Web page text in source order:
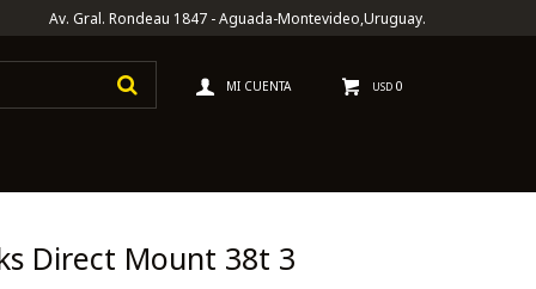
USD 0
Av. Gral. Rondeau 1847 - Aguada-Montevideo,Uruguay.
Direct Mount 38t 3